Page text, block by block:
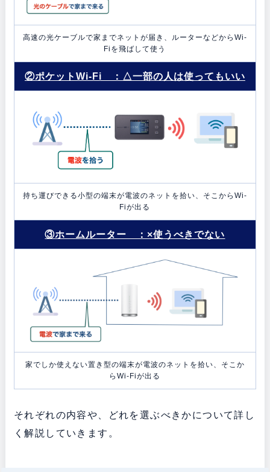
高速の光ケーブルで家までネットが届き、ルーターなどからWi-
Fiを飛ばして使う
②ポケットWi-Fi ：△一部の人は使ってもいい
持ち運びできる小型の端末が電波のネットを拾い、そこからWi-
Fiが出る
③ホームルーター ：×使うべきでない
家でしか使えない置き型の端末が電波のネットを拾い、そこか
らWi-Fiが出る
それぞれの内容や、どれを選ぶべきかについて詳し
く解説していきます。